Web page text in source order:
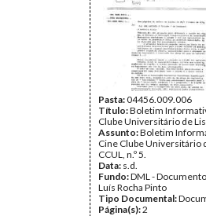
Pasta:04456.009.006
Título:Boletim
Clube Universitário de
Assunto:Boletim
Cine Clube Universitário
CCUL, n.º 5.
Data: s.d.
Fundo:DML -
Luís Rocha Pinto
Tipo Documental:
Página(s):2